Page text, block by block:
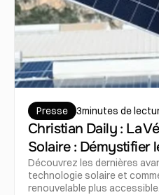
Presse 3minutes de
Christian Daily : La
Solaire : Démystifier
Découvrez les dernières
technologie solaire et
renouvelable plus accessible.